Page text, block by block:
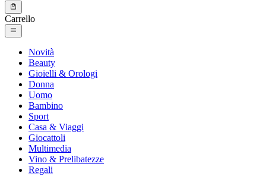
Carrello
Novità
Beauty
Gioielli & Orologi
Donna
Uomo
Bambino
Sport
Casa & Viaggi
Giocattoli
Multimedia
Vino & Prelibatezze
Regali